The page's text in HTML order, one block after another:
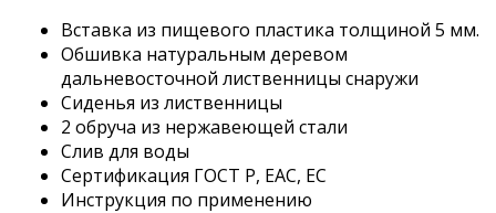
Вставка из пищевого пластика толщиной 5 мм.
Обшивка натуральным деревом
дальневосточной лиственницы снаружи
Сиденья из лиственницы
2 обруча из нержавеющей стали
Слив для воды
Сертификация ГОСТ Р, EAC, EC
Инструкция по применению